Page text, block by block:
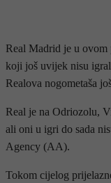
Real Madrid je u
koji još uvijek nisu
Realova nogometaša
Real je na Odriozolu,
ali oni u igri do sada
Agency (AA).
Tokom cijelog